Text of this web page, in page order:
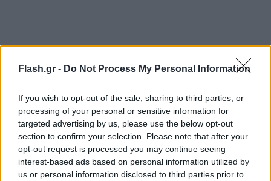
Flash.gr - Do Not Process My Personal Information
If you wish to opt-out of the sale, sharing to third parties, or
processing of your personal or sensitive information for
targeted advertising by us, please use the below opt-out
section to confirm your selection. Please note that after your
opt-out request is processed you may continue seeing
interest-based ads based on personal information utilized by
us or personal information disclosed to third parties prior to